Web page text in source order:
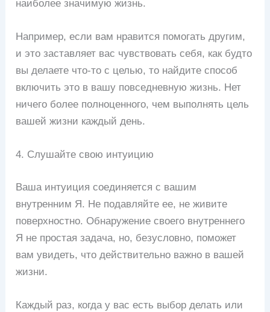
наиболее значимую жизнь.
Например, если вам нравится помогать другим,
и это заставляет вас чувствовать себя, как будто
вы делаете что-то с целью, то найдите способ
включить это в вашу повседневную жизнь. Нет
ничего более полноценного, чем выполнять цель
вашей жизни каждый день.
4. Слушайте свою интуицию
Ваша интуиция соединяется с вашим
внутренним Я. Не подавляйте ее, не живите
поверхностно. Обнаружение своего внутреннего
Я не простая задача, но, безусловно, поможет
вам увидеть, что действительно важно в вашей
жизни.
Каждый раз, когда у вас есть выбор делать или